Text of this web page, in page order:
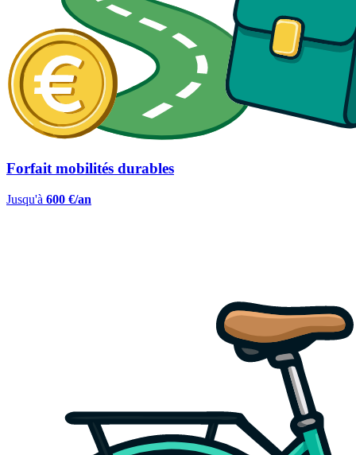
Forfait mobilités durables
Jusqu'à 600 €/an